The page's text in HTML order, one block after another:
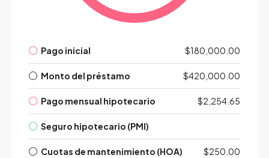
Pago inicial $180,000.00
Monto del préstamo $420,000.00
Pago mensual hipotecario $2,254.65
Seguro hipotecario (PMI)
Cuotas de mantenimiento (HOA) $250.00